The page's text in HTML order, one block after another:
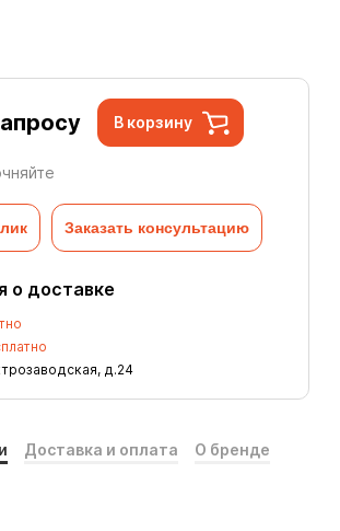
В корзину
Заказать консультацию
о доставке
д.24
Доставка и оплата О бренде